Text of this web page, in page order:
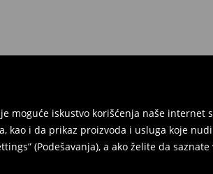
moguće iskustvo korišćenja naše
kao i da prikaz proizvoda i usluga koje
(Podešavanja), a ako želite da